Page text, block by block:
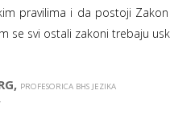
pravilima i da postoji
se svi ostali zakoni trebaju
PROFESORICA BHS JEZIKA